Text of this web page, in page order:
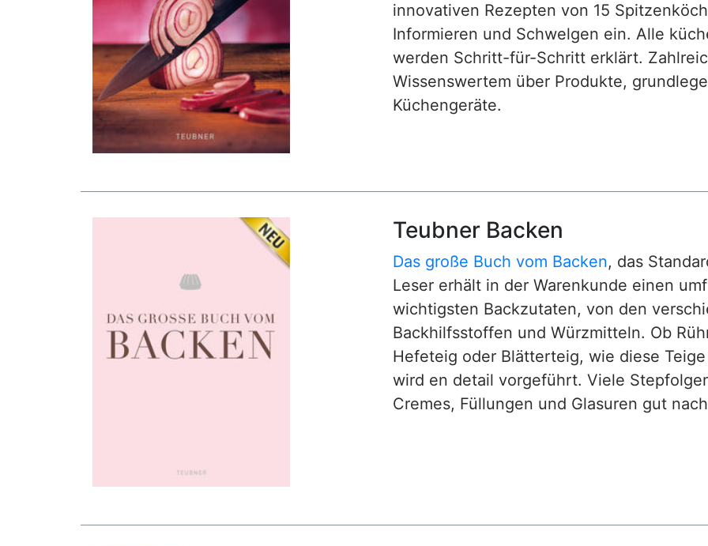
innovativen Rezepten von 15
Informieren und Schwelgen ein. Alle
werden Schritt-für-Schritt erklärt.
Wissenswertem über Produkte,
Küchengeräte.
Teubner Backen
Das große Buch vom Backen, das
Leser erhält in der Warenkunde einen
wichtigsten Backzutaten, von den
Backhilfsstoffen und Würzmitteln. Ob
Hefeteig oder Blätterteig, wie diese
wird en detail vorgeführt. Viele
Cremes, Füllungen und Glasuren gut